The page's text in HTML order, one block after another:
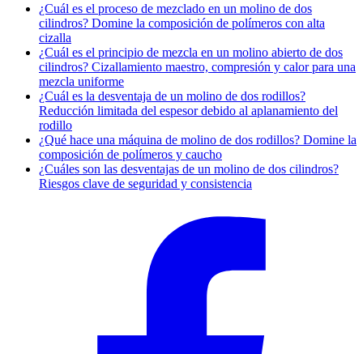
¿Cuál es el proceso de mezclado en un molino de dos
cilindros? Domine la composición de polímeros con alta
cizalla
¿Cuál es el principio de mezcla en un molino abierto de dos
cilindros? Cizallamiento maestro, compresión y calor para una
mezcla uniforme
¿Cuál es la desventaja de un molino de dos rodillos?
Reducción limitada del espesor debido al aplanamiento del
rodillo
¿Qué hace una máquina de molino de dos rodillos? Domine la
composición de polímeros y caucho
¿Cuáles son las desventajas de un molino de dos cilindros?
Riesgos clave de seguridad y consistencia